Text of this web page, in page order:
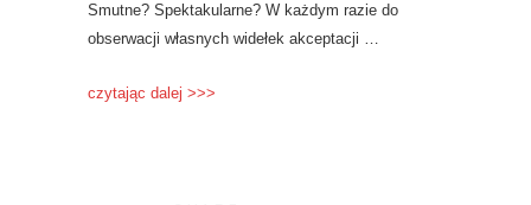
Smutne? Spektakularne? W każdym razie do
obserwacji własnych widełek akceptacji …
czytając dalej >>>